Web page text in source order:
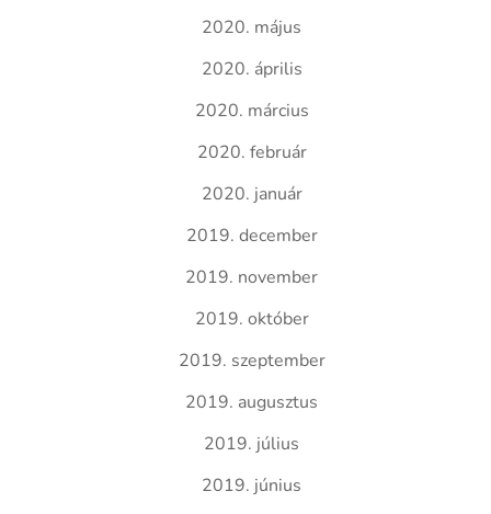
2020. május
2020. április
2020. március
2020. február
2020. január
2019. december
2019. november
2019. október
2019. szeptember
2019. augusztus
2019. július
2019. június